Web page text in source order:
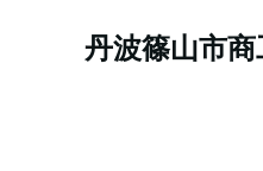
丹波篠山市商